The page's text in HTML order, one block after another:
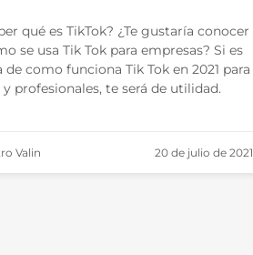
qué es TikTok? ¿Te gustaría conocer
se usa Tik Tok para empresas? Si es
de como funciona Tik Tok en 2021 para
profesionales, te será de utilidad.
Valin 20 de julio de 2021